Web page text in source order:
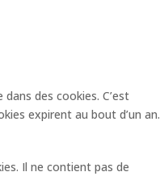
des cookies. C’est
expirent au bout d’un an.
Il ne contient pas de